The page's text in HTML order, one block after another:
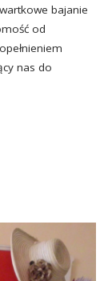
bajanie
od
nas do